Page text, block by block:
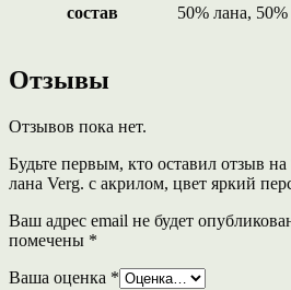
состав 50% лана,
Отзывы
Отзывов пока нет.
Будьте первым, кто оставил отзыв
лана Verg. с акрилом, цвет яркий
Ваш адрес email не будет
помечены *
Ваша оценка *